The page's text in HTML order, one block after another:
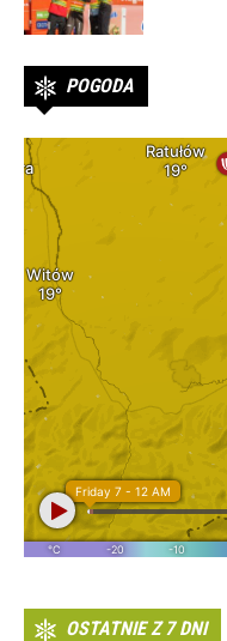
POGODA
OSTATNIE Z 7 DNI